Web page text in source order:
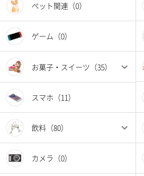
ペット関連（0）
ゲーム（0）
お菓子・スイーツ（35）
スマホ（11）
飲料（80）
カメラ（0）